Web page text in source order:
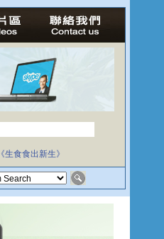
《生食食出新生》